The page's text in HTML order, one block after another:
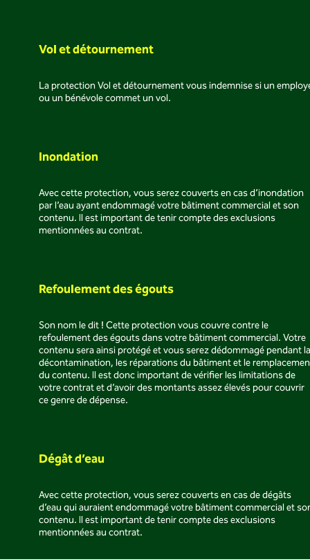
Vol et détournement
La protection Vol et détournement vous indemnise si un
ou un bénévole commet un vol.
Inondation
Avec cette protection, vous serez couverts en cas d’inondation
par l’eau ayant endommagé votre bâtiment commercial et son
contenu. Il est important de tenir compte des exclusions
mentionnées au contrat.
Refoulement des égouts
Son nom le dit ! Cette protection vous couvre contre le
refoulement des égouts dans votre bâtiment commercial. Votre
contenu sera ainsi protégé et vous serez dédommagé pendant la
décontamination, les réparations du bâtiment et le
du contenu. Il est donc important de vérifier les limitations de
votre contrat et d’avoir des montants assez élevés pour couvrir
ce genre de dépense.
Dégât d’eau
Avec cette protection, vous serez couverts en cas de dégâts
d’eau qui auraient endommagé votre bâtiment commercial et
contenu. Il est important de tenir compte des exclusions
mentionnées au contrat.